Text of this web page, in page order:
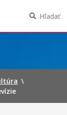
Hľadať
\